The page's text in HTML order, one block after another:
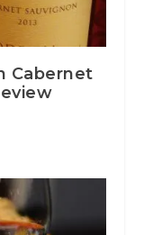
Cabernet